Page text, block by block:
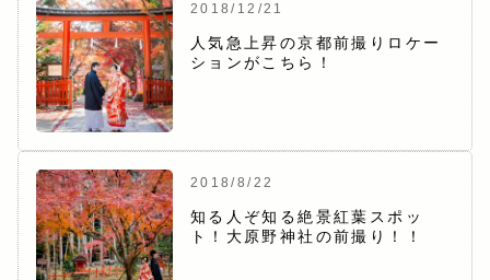
2018/12/21
人気急上昇の京都前撮りロケー
ションがこちら！
2018/8/22
知る人ぞ知る絶景紅葉スポッ
ト！大原野神社の前撮り！！